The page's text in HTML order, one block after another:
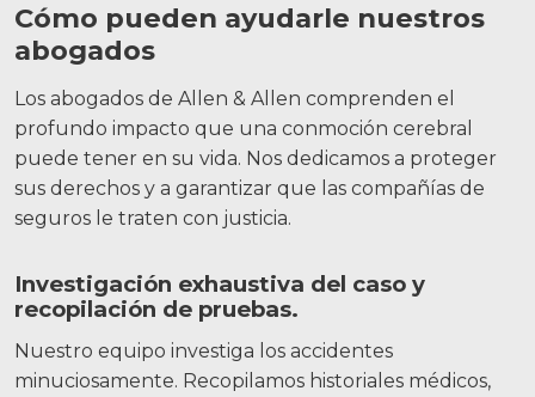
Cómo pueden ayudarle nuestros
abogados
Los abogados de Allen & Allen comprenden el
profundo impacto que una conmoción cerebral
puede tener en su vida. Nos dedicamos a proteger
sus derechos y a garantizar que las compañías de
seguros le traten con justicia.
Investigación exhaustiva del caso y
recopilación de pruebas.
Nuestro equipo investiga los accidentes
minuciosamente. Recopilamos historiales médicos,